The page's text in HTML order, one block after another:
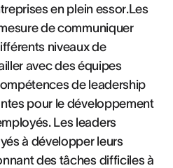
en plein essor.Les
de communiquer
niveaux de
avec des équipes
de leadership
pour le développement
Les leaders
à développer leurs
des tâches difficiles à